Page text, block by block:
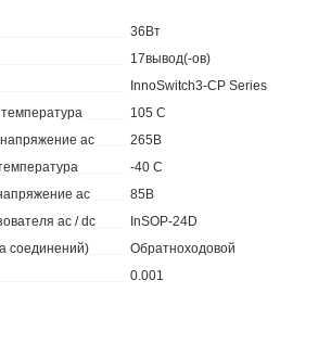
36Вт
17вывод(-ов)
InnoSwitch3-CP Series
105 C
ac
265В
-40 C
ac
85В
ac / dc
InSOP-24D
соединений)
Обратноходовой
0.001